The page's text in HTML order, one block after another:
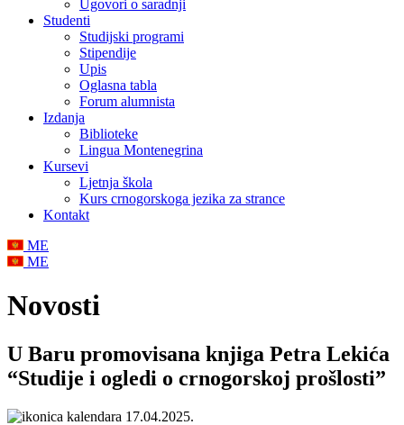
Ugovori o saradnji
Studenti
Studijski programi
Stipendije
Upis
Oglasna tabla
Forum alumnista
Izdanja
Biblioteke
Lingua Montenegrina
Kursevi
Ljetnja škola
Kurs crnogorskoga jezika za strance
Kontakt
ME
ME
Novosti
U Baru promovisana knjiga Petra Lekića
“Studije i ogledi o crnogorskoj prošlosti”
17.04.2025.